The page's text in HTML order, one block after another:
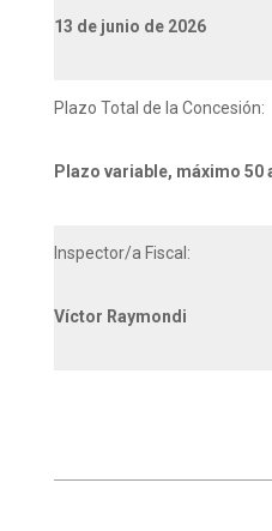
13 de junio de 2026
Plazo Total de la Concesión:
Plazo variable, máximo 50
Inspector/a Fiscal:
Víctor Raymondi